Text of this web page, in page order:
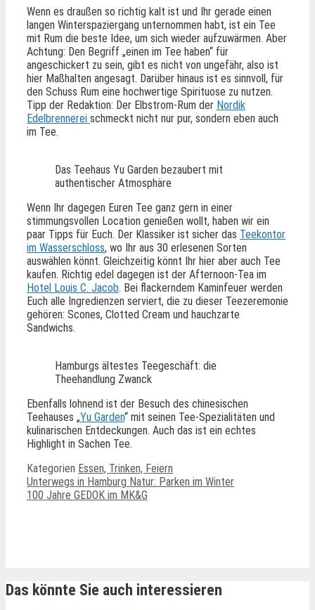
Wenn es draußen so richtig kalt ist und Ihr gerade einen
langen Winterspaziergang unternommen habt, ist ein Tee
mit Rum die beste Idee, um sich wieder aufzuwärmen. Aber
Achtung: Den Begriff „einen im Tee haben“ für
angeschickert zu sein, gibt es nicht von ungefähr, also ist
hier Maßhalten angesagt. Darüber hinaus ist es sinnvoll, für
den Schuss Rum eine hochwertige Spirituose zu nutzen.
Tipp der Redaktion: Der Elbstrom-Rum der Nordik
Edelbrennerei schmeckt nicht nur pur, sondern eben auch
im Tee.
Das Teehaus Yu Garden bezaubert mit
authentischer Atmosphäre
Wenn Ihr dagegen Euren Tee ganz gern in einer
stimmungsvollen Location genießen wollt, haben wir ein
paar Tipps für Euch. Der Klassiker ist sicher das Teekontor
im Wasserschloss, wo Ihr aus 30 erlesenen Sorten
auswählen könnt. Gleichzeitig könnt Ihr hier aber auch Tee
kaufen. Richtig edel dagegen ist der Afternoon-Tea im
Hotel Louis C. Jacob. Bei flackerndem Kaminfeuer werden
Euch alle Ingredienzen serviert, die zu dieser Teezeremonie
gehören: Scones, Clotted Cream und hauchzarte
Sandwichs.
Hamburgs ältestes Teegeschäft: die
Theehandlung Zwanck
Ebenfalls lohnend ist der Besuch des chinesischen
Teehauses „Yu Garden“ mit seinen Tee-Spezialitäten und
kulinarischen Entdeckungen. Auch das ist ein echtes
Highlight in Sachen Tee.
Kategorien Essen, Trinken, Feiern
Unterwegs in Hamburg Natur: Parken im Winter
100 Jahre GEDOK im MK&G
Das könnte Sie auch interessieren